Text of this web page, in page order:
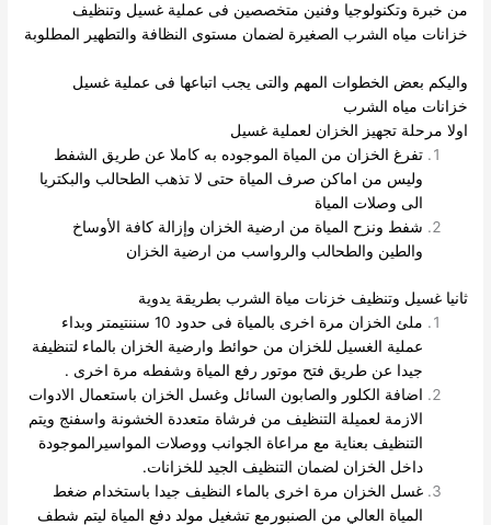
من خبرة وتكنولوجيا وفنين متخصصين فى عملية غسيل وتنظيف
خزانات مياه الشرب الصغيرة لضمان مستوى النظافة والتطهير المطلوبة
واليكم بعض الخطوات المهم والتى يجب اتباعها فى عملية غسيل
خزانات مياه الشرب
اولا مرحلة تجهيز الخزان لعملية غسيل
تفرغ الخزان من المياة الموجوده به كاملا عن طريق الشفط
وليس من اماكن صرف المياة حتى لا تذهب الطحالب والبكتريا
الى وصلات المياة
شفط ونزح المياة من ارضية الخزان وإزالة كافة الأوساخ
والطين والطحالب والرواسب من ارضية الخزان
ثانيا غسيل وتنظيف خزنات مياة الشرب بطريقة يدوية
ملئ الخزان مرة اخرى بالمياة فى حدود 10 سننتيمتر وبداء
عملية الغسيل للخزان من حوائط وارضية الخزان بالماء لتنظيفة
جيدا عن طريق فتح موتور رفع المياة وشفطه مرة اخرى .
اضافة الكلور والصابون السائل وغسل الخزان باستعمال الادوات
الازمة لعميلة التنظيف من فرشاة متعددة الخشونة واسفنج ويتم
التنظيف بعناية مع مراعاة الجوانب ووصلات المواسيرالموجودة
داخل الخزان لضمان التنظيف الجيد للخزانات.
غسل الخزان مرة اخرى بالماء النظيف جيدا باستخدام ضغط
المياة العالي من الصنبورمع تشغيل مولد دفع المياة ليتم شطف